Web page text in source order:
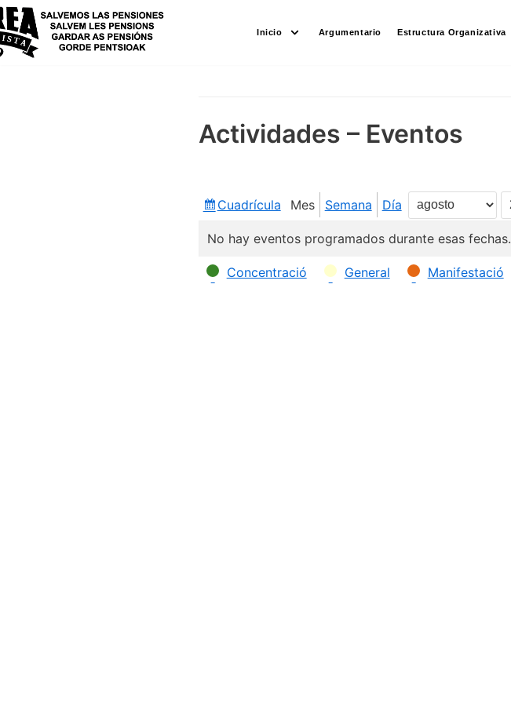
Saltar
al
contenido
Inicio Argumentario Estructura Organizativa
Actividades – Eventos
Ver
Cuadrícula Mes Semana Día
Mes
Año
No hay eventos programados durante esas fechas.
Categorías
Concentració General Manifestació